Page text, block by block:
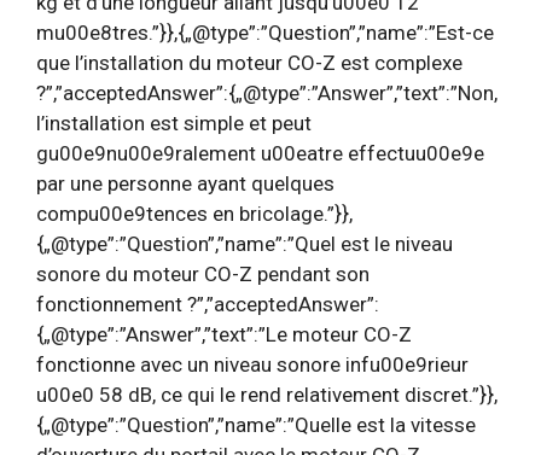
mu00e8tres.”}},{„@type”:”Question”,”name”:”Est-ce
que l’installation du moteur CO-Z est complexe
?”,”acceptedAnswer”:{„@type”:”Answer”,”text”:”Non,
l’installation est simple et peut
gu00e9nu00e9ralement u00eatre effectuu00e9e
par une personne ayant quelques
compu00e9tences en bricolage.”}},
{„@type”:”Question”,”name”:”Quel est le niveau
sonore du moteur CO-Z pendant son
fonctionnement ?”,”acceptedAnswer”:
{„@type”:”Answer”,”text”:”Le moteur CO-Z
fonctionne avec un niveau sonore infu00e9rieur
u00e0 58 dB, ce qui le rend relativement discret.”}},
{„@type”:”Question”,”name”:”Quelle est la vitesse